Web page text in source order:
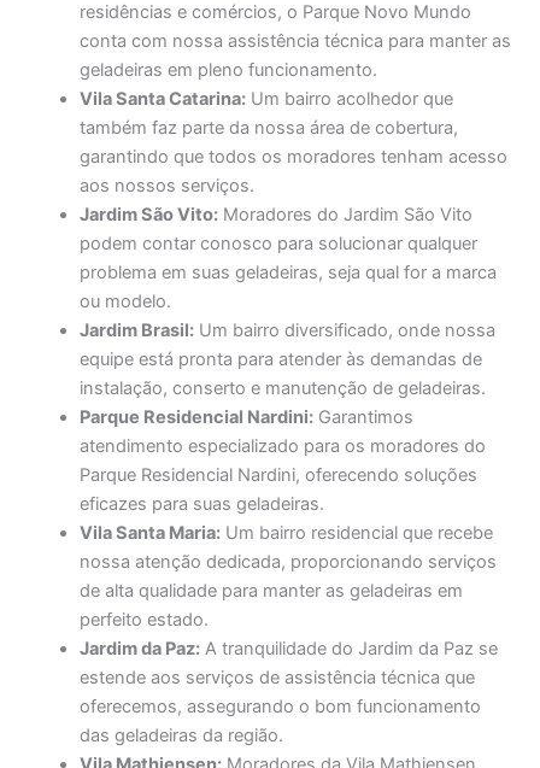
residências e comércios, o Parque Novo Mundo
conta com nossa assistência técnica para manter as
geladeiras em pleno funcionamento.
Vila Santa Catarina: Um bairro acolhedor que
também faz parte da nossa área de cobertura,
garantindo que todos os moradores tenham acesso
aos nossos serviços.
Jardim São Vito: Moradores do Jardim São Vito
podem contar conosco para solucionar qualquer
problema em suas geladeiras, seja qual for a marca
ou modelo.
Jardim Brasil: Um bairro diversificado, onde nossa
equipe está pronta para atender às demandas de
instalação, conserto e manutenção de geladeiras.
Parque Residencial Nardini: Garantimos
atendimento especializado para os moradores do
Parque Residencial Nardini, oferecendo soluções
eficazes para suas geladeiras.
Vila Santa Maria: Um bairro residencial que recebe
nossa atenção dedicada, proporcionando serviços
de alta qualidade para manter as geladeiras em
perfeito estado.
Jardim da Paz: A tranquilidade do Jardim da Paz se
estende aos serviços de assistência técnica que
oferecemos, assegurando o bom funcionamento
das geladeiras da região.